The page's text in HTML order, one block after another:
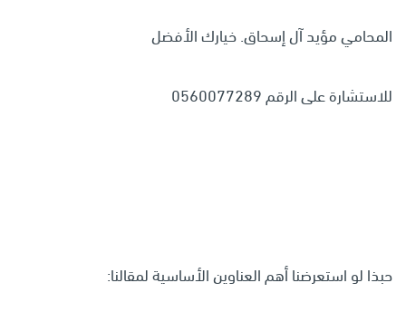
المحامي مؤيد آل إسحاق. خيارك الأفضل
للاستشارة على الرقم 0560077289
حبذا لو استعرضنا أهم العناوين الأساسية لمقالنا: